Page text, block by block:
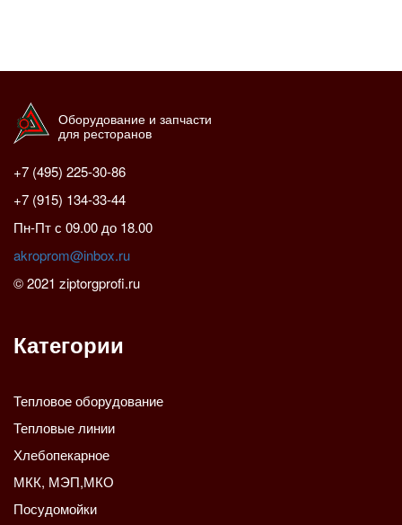
Оборудование и запчасти
для ресторанов
+7 (495) 225-30-86
+7 (915) 134-33-44
Пн-Пт с 09.00 до 18.00
akroprom@inbox.ru
© 2021 ziptorgprofi.ru
Категории
Тепловое оборудование
Тепловые линии
Хлебопекарное
МКК, МЭП,МКО
Посудомойки